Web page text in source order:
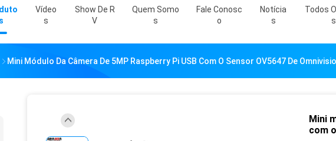
S
Vídeo
S
Show De R
V
Quem Somo
S
Fale Conosc
O
Notícia
S
Todos
S
Mini Módulo Da Câmera De 5MP Raspberry Pi USB Com O Sensor OV5647 De
Mini
com